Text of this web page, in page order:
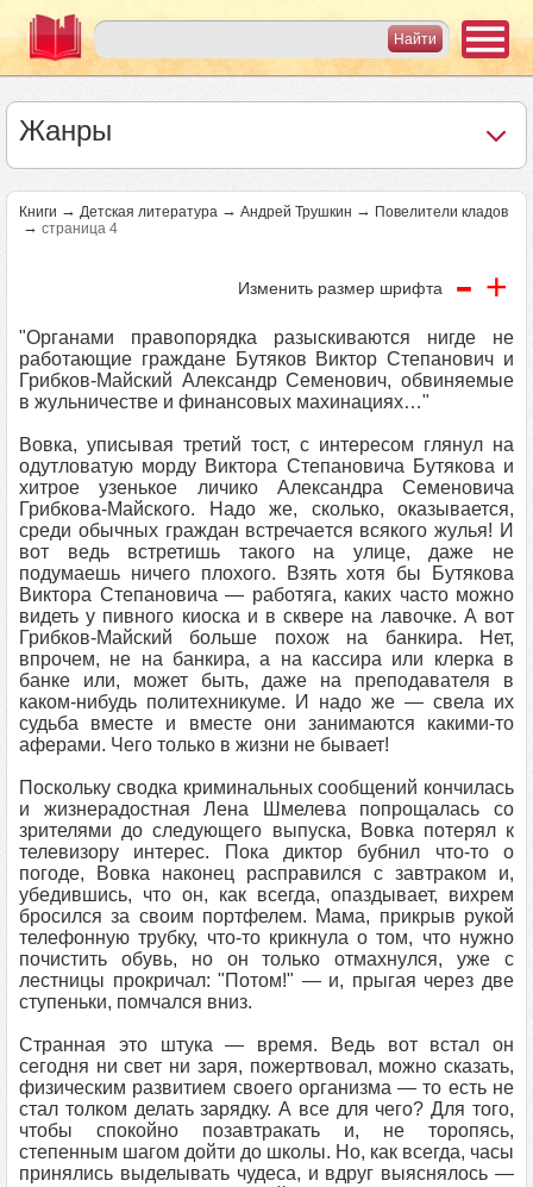
Жанры
Книги → Детская литература → Андрей Трушкин → Повелители кладов
→ страница 4
Изменить размер шрифта - +
"Органами правопорядка разыскиваются нигде не
работающие граждане Бутяков Виктор Степанович и
Грибков-Майский Александр Семенович, обвиняемые
в жульничестве и финансовых махинациях…"
Вовка, уписывая третий тост, с интересом глянул на
одутловатую морду Виктора Степановича Бутякова и
хитрое узенькое личико Александра Семеновича
Грибкова-Майского. Надо же, сколько, оказывается,
среди обычных граждан встречается всякого жулья! И
вот ведь встретишь такого на улице, даже не
подумаешь ничего плохого. Взять хотя бы Бутякова
Виктора Степановича — работяга, каких часто можно
видеть у пивного киоска и в сквере на лавочке. А вот
Грибков-Майский больше похож на банкира. Нет,
впрочем, не на банкира, а на кассира или клерка в
банке или, может быть, даже на преподавателя в
каком-нибудь политехникуме. И надо же — свела их
судьба вместе и вместе они занимаются какими-то
аферами. Чего только в жизни не бывает!
Поскольку сводка криминальных сообщений кончилась
и жизнерадостная Лена Шмелева попрощалась со
зрителями до следующего выпуска, Вовка потерял к
телевизору интерес. Пока диктор бубнил что-то о
погоде, Вовка наконец расправился с завтраком и,
убедившись, что он, как всегда, опаздывает, вихрем
бросился за своим портфелем. Мама, прикрыв рукой
телефонную трубку, что-то крикнула о том, что нужно
почистить обувь, но он только отмахнулся, уже с
лестницы прокричал: "Потом!" — и, прыгая через две
ступеньки, помчался вниз.
Странная это штука — время. Ведь вот встал он
сегодня ни свет ни заря, пожертвовал, можно сказать,
физическим развитием своего организма — то есть не
стал толком делать зарядку. А все для чего? Для того,
чтобы спокойно позавтракать и, не торопясь,
степенным шагом дойти до школы. Но, как всегда, часы
принялись выделывать чудеса, и вдруг выяснялось —